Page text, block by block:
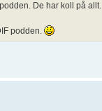
De har koll på allt.
podden.